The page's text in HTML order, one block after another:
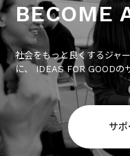
BECOME
社会をもっと良くするジャ
に、 IDEAS FOR GOODの
サポ